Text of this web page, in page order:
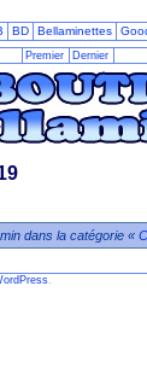
BD Bellaminettes
Premier Dernier
dans la catégorie «
.